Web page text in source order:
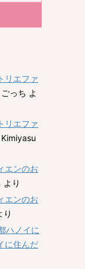
リエファ
ごっち よ
リエファ
Kimiyasu
エンのお
より
エンのお
り
ハノイに
に住んだ